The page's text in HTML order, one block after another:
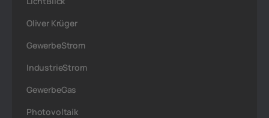
Oliver Krüger
GewerbeStrom
IndustrieStrom
GewerbeGas
Photovoltaik